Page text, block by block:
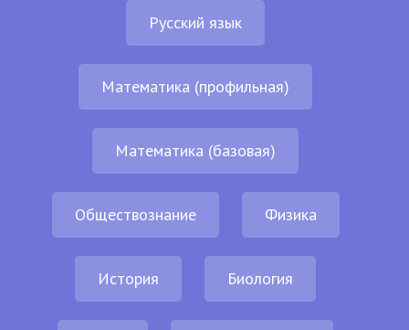
Русский язык
Математика (профильная)
Математика (базовая)
Обществознание Физика
История Биология